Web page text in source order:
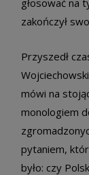
zakończył
Przyszedł
mówi na
monologiem
pytaniem,
było: czy